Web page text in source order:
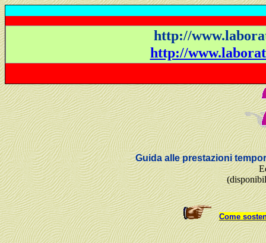
http://
http://
Guida alle prestazioni
Come